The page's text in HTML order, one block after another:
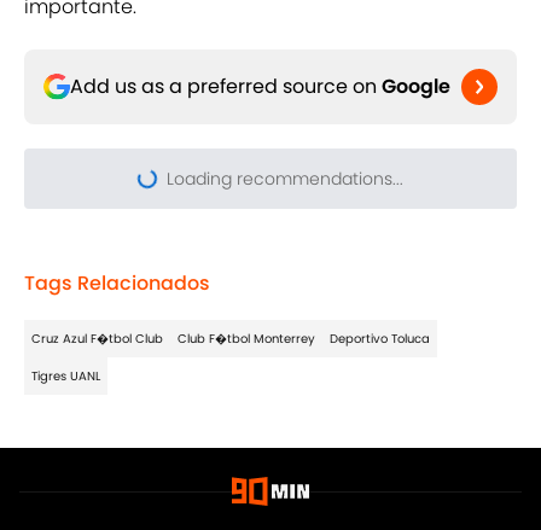
importante.
Add us as a preferred source on Google
Loading recommendations...
Please wait while we load
Tags Relacionados
Cruz Azul F�tbol Club Club F�tbol Monterrey Deportivo Toluca
Tigres UANL